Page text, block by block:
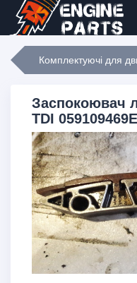
Комплектуючі для
Заспокоювач
TDI 059109469E